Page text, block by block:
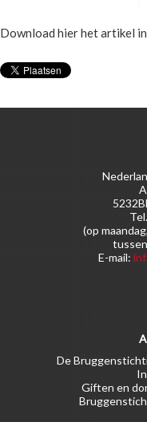
Download hier het artikel
(op
E-mail:
De
Giften en